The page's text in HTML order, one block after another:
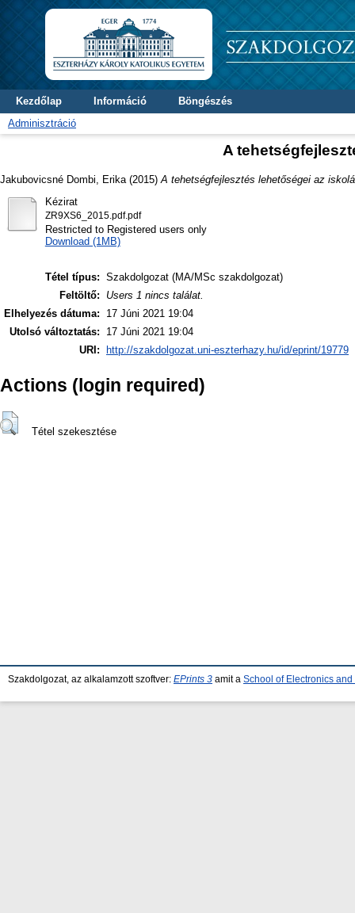
Kezdőlap Információ
Böngészés
Adminisztráció
A
Jakubovicsné Dombi, Erika (2015) A tehetségfejlesztés lehetőségei az
Kézirat
ZR9XS6_2015.pdf.pdf
Restricted to Registered users only
Download (1MB)
Tétel típus: Szakdolgozat (MA/MSc szakdolgozat)
Feltöltő:
Users 1 nincs találat.
Elhelyezés dátuma:
17 Júni 2021 19:04
Utolsó változtatás:
17 Júni 2021 19:04
URI:
http://szakdolgozat.uni-eszterhazy.hu/id/eprint/19779
Actions (login required)
Tétel szekesztése
Szakdolgozat, az alkalamzott szoftver: EPrints 3 amit a School of Electronics